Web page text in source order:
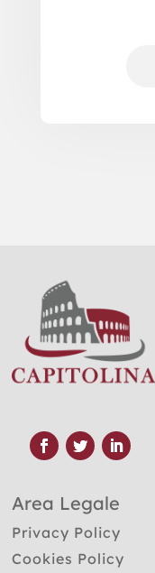
Area Legale
Privacy Policy
Cookies Policy